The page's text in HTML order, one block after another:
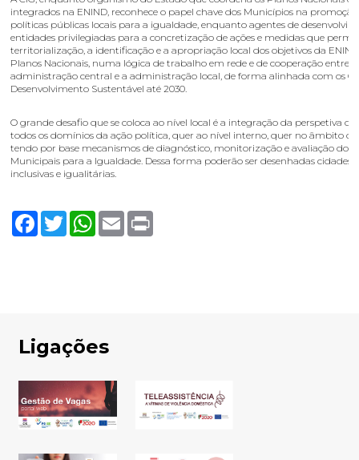
integrados na ENIND, reconhece o papel chave dos Municípios na
políticas públicas locais para a igualdade, enquanto agentes de
entidades privilegiadas para a concretização de ações e medidas que
territorialização, a identificação e a apropriação local dos objetivos da ENIND
Planos Nacionais, numa lógica de trabalho em rede e de cooperação entre a
administração central e a administração local, de forma alinhada com os
Desenvolvimento Sustentável até 2030.
O grande desafio que se coloca ao nível local é a integração da perspetiva
todos os domínios da ação política, quer ao nível interno, quer no âmbito
tendo por base mecanismos de diagnóstico, monitorização e avaliação dos
Municipais para a Igualdade. Dessa forma poderão ser desenhadas cidades
inclusivas e igualitárias.
FacebookTwitterWhatsApp
Email
Ligações